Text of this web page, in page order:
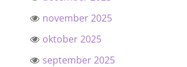
november 2025
oktober 2025
september 2025